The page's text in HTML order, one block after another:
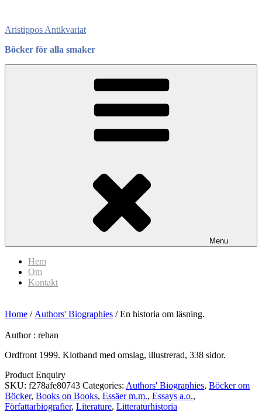
content
Aristippos Antikvariat
Böcker för alla smaker
Menu
Hem
Om
Kontakt
Home / Authors' Biographies / En historia om läsning.
Author : rehan
Ordfront 1999. Klotband med omslag, illustrerad, 338 sidor.
Product Enquiry
SKU: f278afe80743 Categories: Authors' Biographies, Böcker om
Böcker, Books on Books, Essäer m.m., Essays a.o.,
Författarbiografier, Literature, Litteraturhistoria